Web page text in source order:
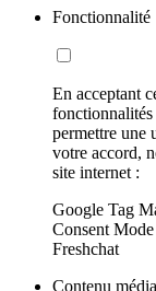
Fonctionnalité
En acceptant
fonctionnalités
permettre une
votre accord,
site internet :
Google Tag
Consent
Freshchat
Contenu